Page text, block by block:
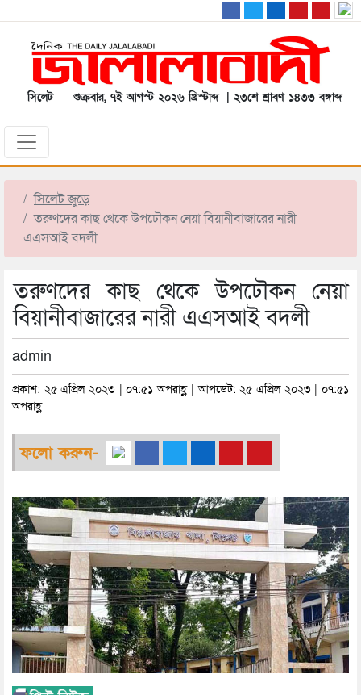
সিলেট শুক্রবার, ৭ই আগস্ট ২০২৬ খ্রিস্টাব্দ | ২৩শে শ্রাবণ ১৪৩৩ বঙ্গাব্দ
সিলেট জুড়ে
তরুণদের কাছ থেকে উপঢৌকন নেয়া বিয়ানীবাজারের নারী
এএসআই বদলী
তরুণদের কাছ থেকে উপঢৌকন নেয়া
বিয়ানীবাজারের নারী এএসআই বদলী
admin
প্রকাশ: ২৫ এপ্রিল ২০২৩ | ০৭:৫১ অপরাহ্ণ | আপডেট: ২৫ এপ্রিল ২০২৩ | ০৭:৫১
অপরাহ্ণ
ফলো করুন-